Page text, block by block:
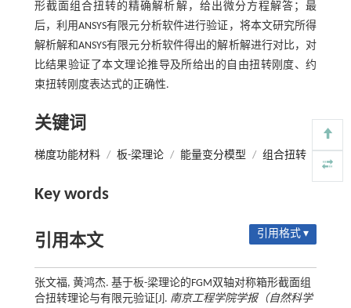
形截面组合扭转的精确解析解，给出微分方程解答；最
后，利用ANSYS有限元分析软件进行验证，将本文研究所得
解析解和ANSYS有限元分析软件得出的解析解进行对比，对
比结果验证了本文理论推导及所给出的自由扭转刚度、约
束扭转刚度表达式的正确性.
关键词
梯度功能材料 / 板-梁理论 / 能量变分模型 / 组合扭转
Key words
引用本文 引用格式 ▾
张文福, 黄鸿杰. 基于板-梁理论的FGM双轴对称箱形截面组
合扭转理论与有限元验证[J]. 南京工程学院学报（自然科学